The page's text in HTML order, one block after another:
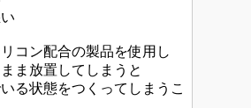
リコン配合の製品を使用し
ま放置してしまうと
る状態をつくってしまうこ